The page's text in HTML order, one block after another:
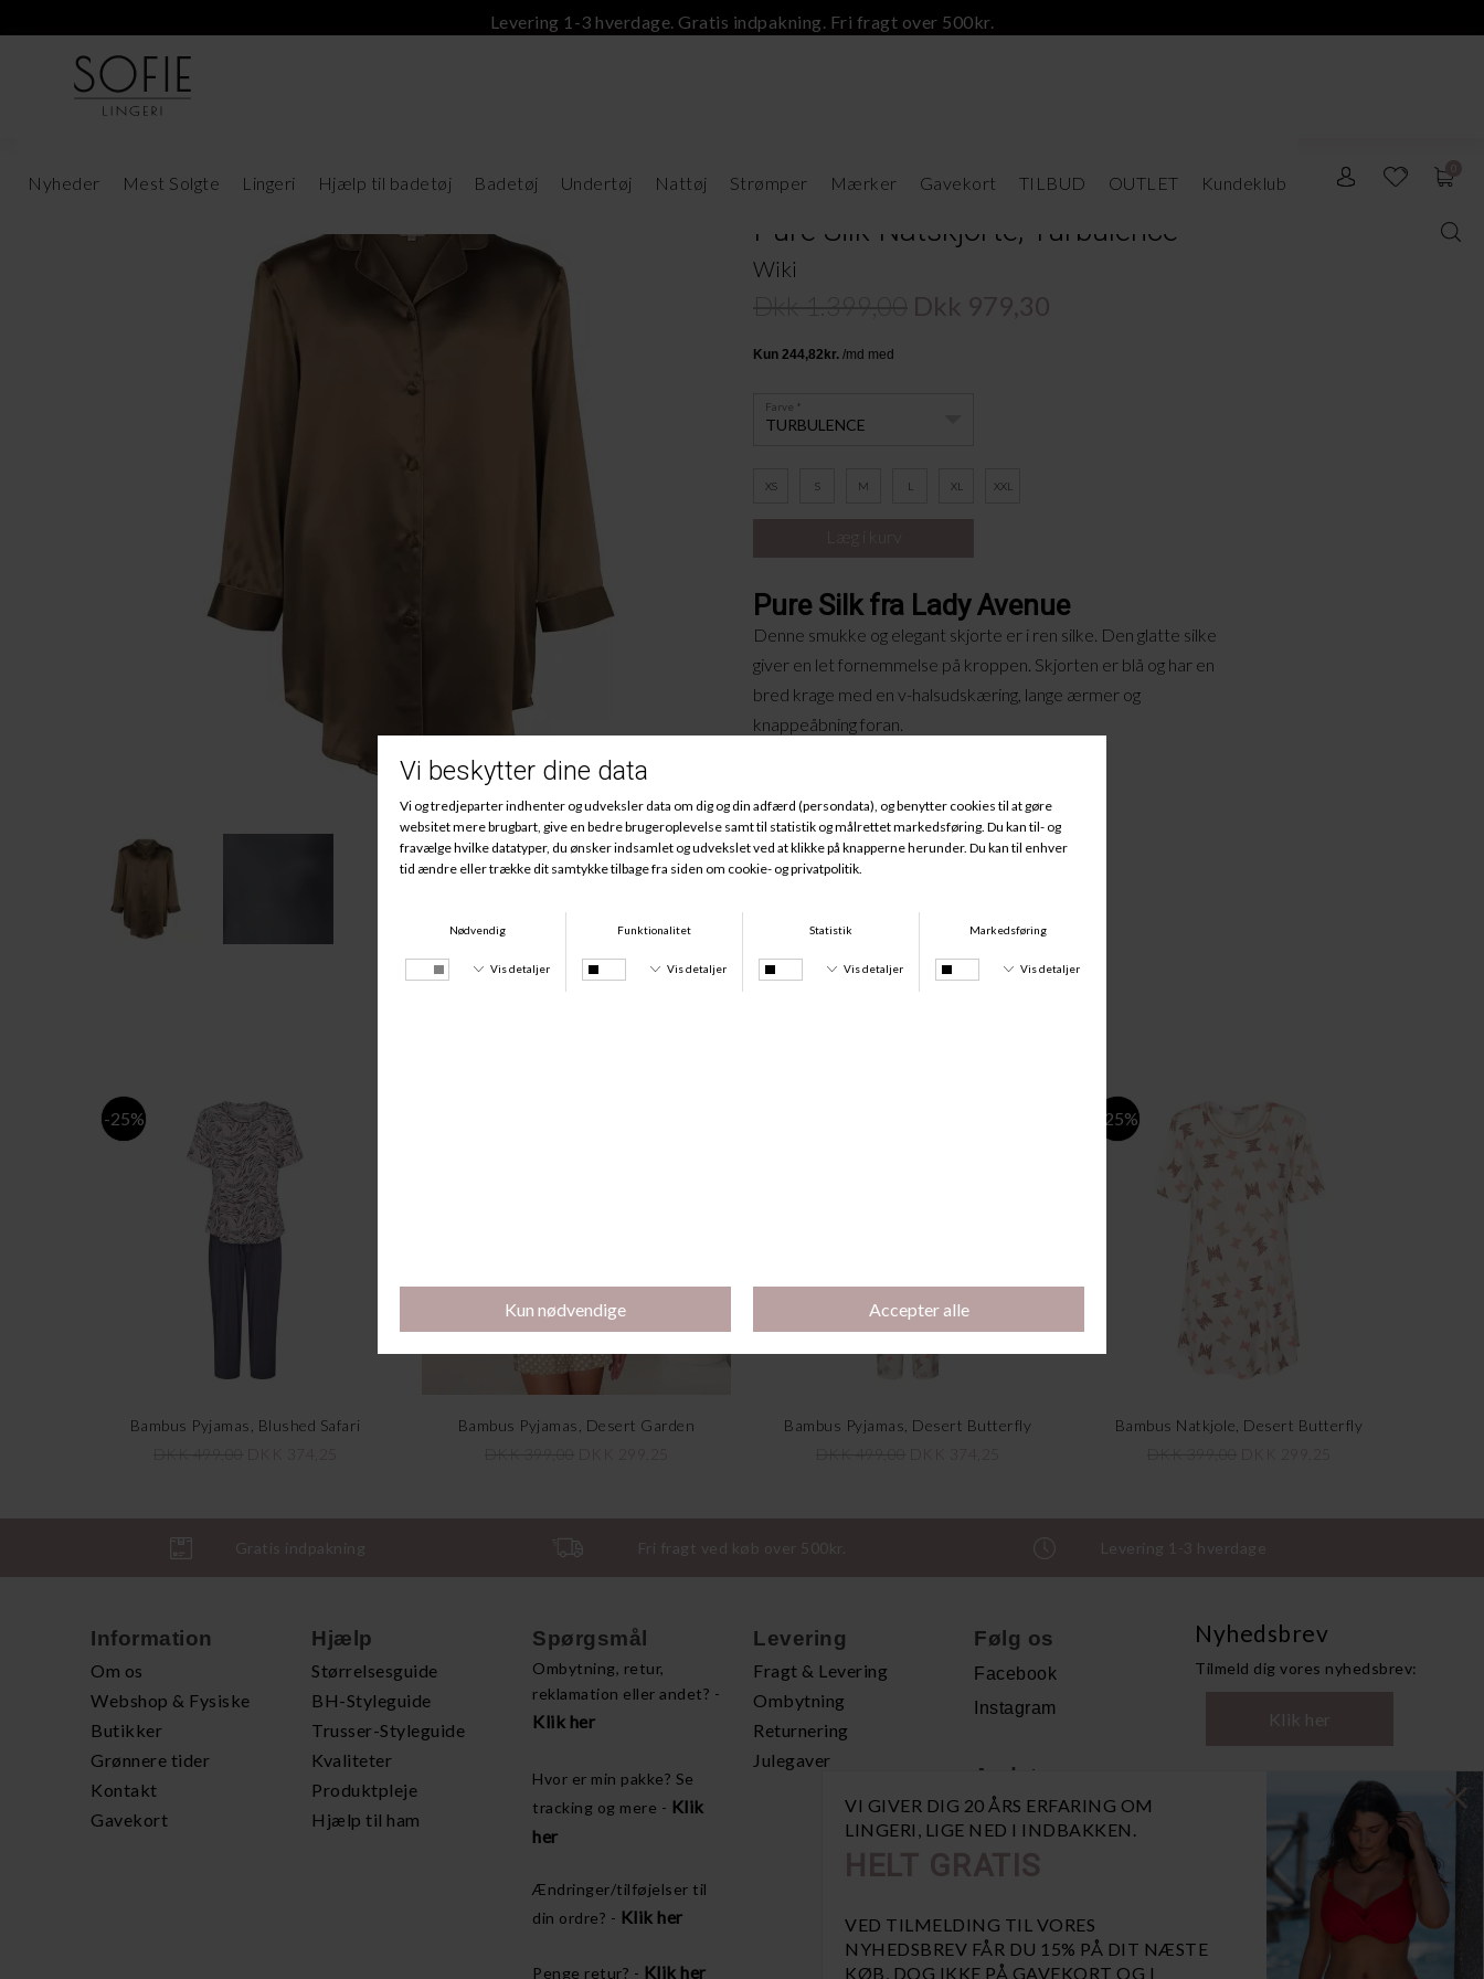
VI GIVER DIG 20 ÅRS ERFARING OM
LINGERI, LIGE NED I INDBAKKEN.
HELT GRATIS
VED TILMELDING TIL VORES
NYHEDSBREV FÅR DU 15% PÅ DIT NÆSTE
KØB, DOG IKKE PÅ GAVEKORT OG I
Levering 1-3 hverdage. Gratis indpakning. Fri fragt over 500kr.
Nyheder Mest Solgte Lingeri Hjælp til badetøj Badetøj Undertøj Nattøj Strømper Mærker Gavekort TILBUD OUTLET Kundeklub
Pure Silk Natskjorte, Turbulence
Wiki
Dkk 979,30
TURBULENCE
Farve
XS S M L XL XXL
Pure Silk fra Lady Avenue
Denne smukke og elegant skjorte er i ren silke. Den glatte silke
giver en let fornemmelse på kroppen. Skjorten er blå og har en
bred krage med en v-halsudskæring, lange ærmer og
knappeåbning foran.
Materiale:
100% Silke.
-25%
Bambus Pyjamas, Blushed Safari
Bambus Pyjamas, Desert Garden
Bambus Pyjamas, Desert Butterfly
-25%
Bambus Natkjole, Desert Butterfly
Gratis indpakning Fri fragt ved køb over 500kr. Levering 1-3 hverdage
Information
Om os
Webshop & Fysiske
Butikker
Grønnere tider
Kontakt
Gavekort
Hjælp
Størrelsesguide
BH-Styleguide
Trusser-Styleguide
Kvaliteter
Produktpleje
Hjælp til ham
Spørgsmål
Ombytning, retur,
reklamation eller andet? -
Klik her
Hvor er min pakke? Se
tracking og mere - Klik
her
Ændringer/tilføjelser til
din ordre? - Klik her
Penge retur? - Klik her
Levering
Fragt & Levering
Ombytning
Returnering
Julegaver
Følg os
Facebook
Instagram
Andet
Handelsbetingelser
Åbn GDPR-popup
Nyhedsbrev
Tilmeld dig vores nyhedsbrev:
Klik her